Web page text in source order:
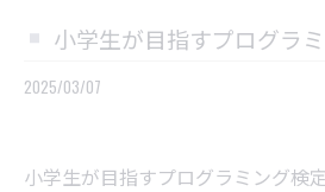
小学生が目指すプログラ
2025/03/07
小学生が目指すプログラミング検